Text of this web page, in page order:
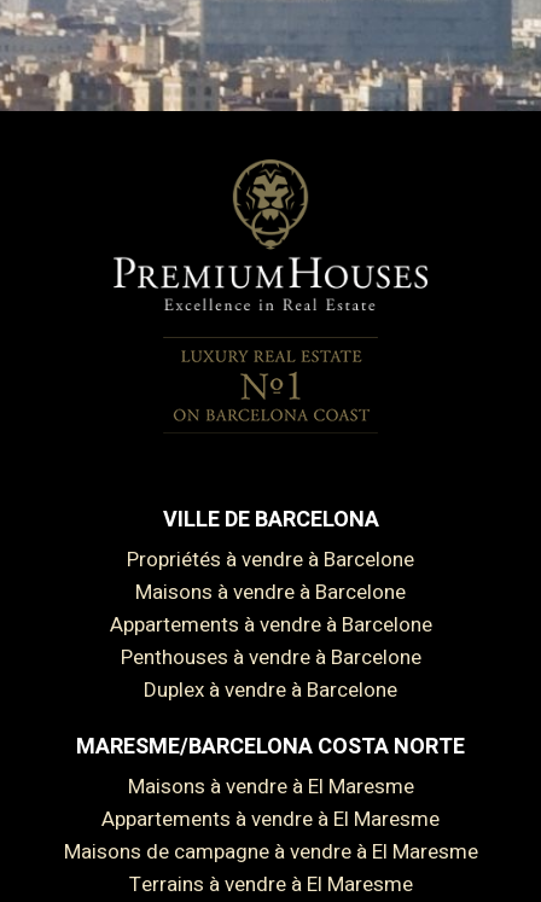
VILLE DE BARCELONA
Propriétés à vendre à Barcelone
Maisons à vendre à Barcelone
Appartements à vendre à Barcelone
Penthouses à vendre à Barcelone
Duplex à vendre à Barcelone
MARESME/BARCELONA COSTA NORTE
Maisons à vendre à El Maresme
Appartements à vendre à El Maresme
Maisons de campagne à vendre à El Maresme
Terrains à vendre à El Maresme